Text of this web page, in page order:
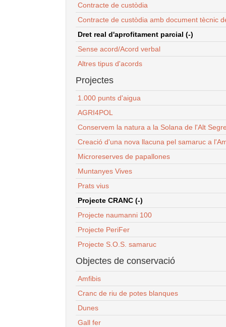
Contracte de custòdia
Contracte de custòdia amb document tècnic
Dret real d'aprofitament parcial (-)
Sense acord/Acord verbal
Altres tipus d'acords
Projectes
1.000 punts d'aigua
AGRI4POL
Conservem la natura a la Solana de l'Alt
Creació d'una nova llacuna pel samaruc a
Microreserves de papallones
Muntanyes Vives
Prats vius
Projecte CRANC (-)
Projecte naumanni 100
Projecte PeriFer
Projecte S.O.S. samaruc
Objectes de conservació
Amfibis
Cranc de riu de potes blanques
Dunes
Gall fer